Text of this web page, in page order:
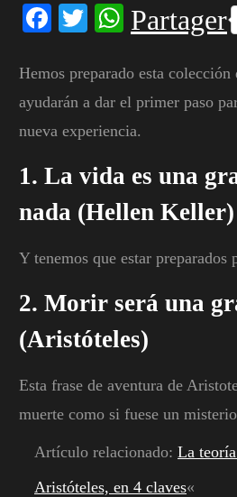
Facebook
Twitter
WhatsApp
Partager
Hemos preparado esta colección
ayudarán a dar el primer paso
nueva experiencia.
1. La vida es una
nada (Hellen Keller)
Y tenemos que estar preparados
2. Morir será una
(Aristóteles)
Esta frase de aventura de
muerte como si fuese un
Artículo relacionado: La
Aristóteles, en 4 claves«